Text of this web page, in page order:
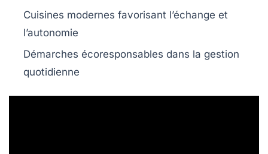
Cuisines modernes favorisant l’échange et
l’autonomie
Démarches écoresponsables dans la gestion
quotidienne